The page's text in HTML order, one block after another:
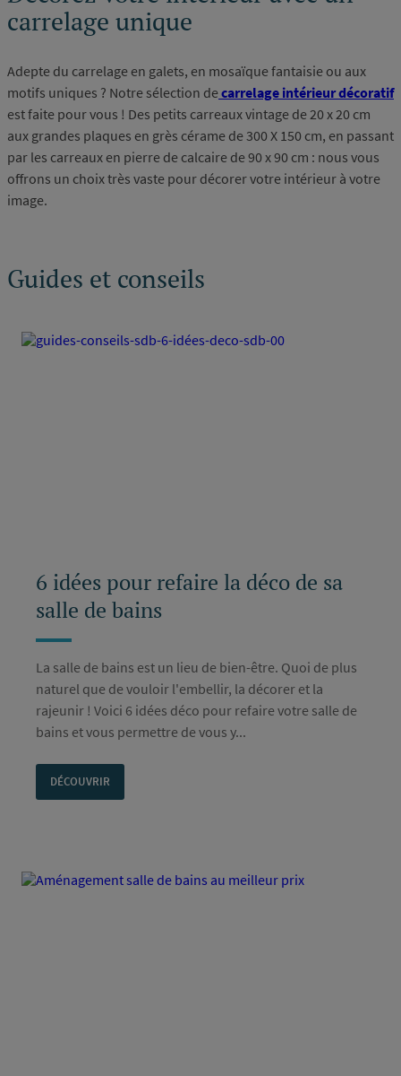
carrelage unique
Adepte du carrelage en galets, en mosaïque fantaisie ou aux
motifs uniques ? Notre sélection decarrelage intérieur décoratif
est faite pour vous ! Des petits carreaux vintage de 20 x 20 cm
aux grandes plaques en grès cérame de 300 X 150 cm, en passant
par les carreaux en pierre de calcaire de 90 x 90 cm : nous vous
offrons un choix très vaste pour décorer votre intérieur à votre
image.
Guides et conseils
6 idées pour refaire la déco de sa
salle de bains
La salle de bains est un lieu de bien-être. Quoi de plus
naturel que de vouloir l'embellir, la décorer et la
rajeunir ! Voici 6 idées déco pour refaire votre salle de
bains et vous permettre de vous y...
DÉCOUVRIR